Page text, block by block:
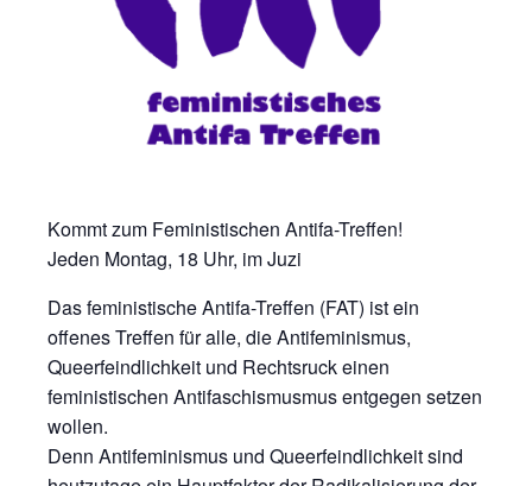
Kommt zum Feministischen Antifa-Treffen!
Jeden Montag, 18 Uhr, im Juzi
Das feministische Antifa-Treffen (FAT) ist ein
offenes Treffen für alle, die Antifeminismus,
Queerfeindlichkeit und Rechtsruck einen
feministischen Antifaschismusmus entgegen setzen
wollen.
Denn Antifeminismus und Queerfeindlichkeit sind